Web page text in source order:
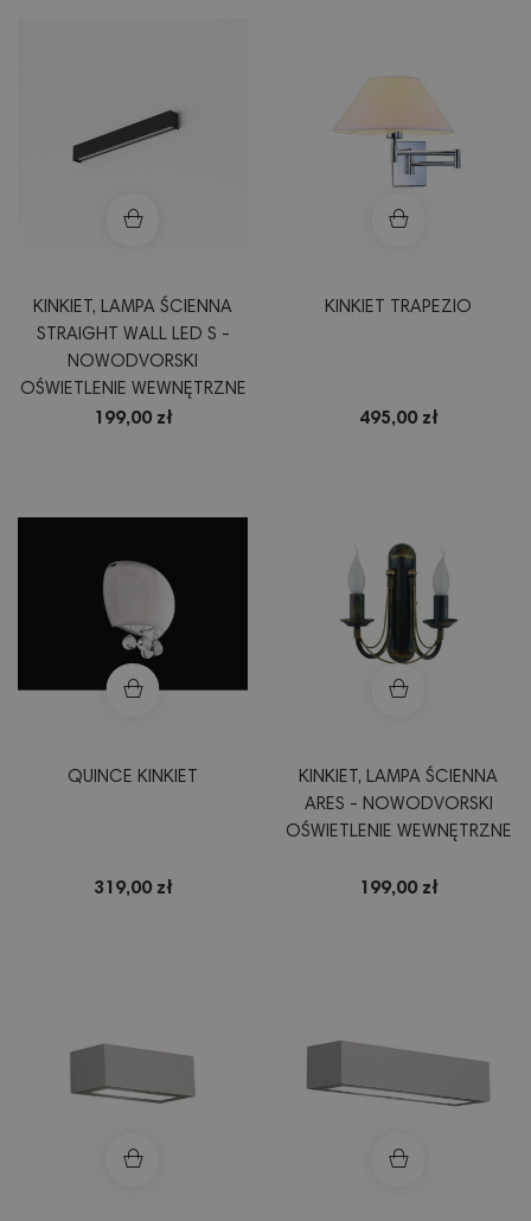
KINKIET, LAMPA ŚCIENNA
STRAIGHT WALL LED S -
NOWODVORSKI
OŚWIETLENIE WEWNĘTRZNE
199,00 zł
KINKIET TRAPEZIO
495,00 zł
QUINCE KINKIET
319,00 zł
KINKIET, LAMPA ŚCIENNA
ARES - NOWODVORSKI
OŚWIETLENIE WEWNĘTRZNE
199,00 zł